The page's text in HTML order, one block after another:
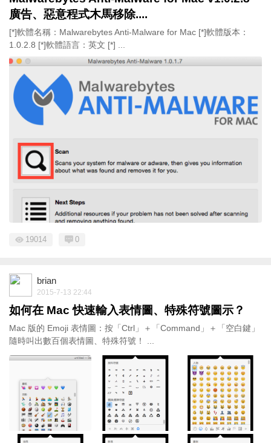
廣告、惡意程式木馬移除....
[*]軟體名稱：Malwarebytes Anti-Malware for Mac [*]軟體版本：
1.0.2.8 [*]軟體語言：英文 [*] ...
19014 0
brian
2015-7-13 22:44
如何在 Mac 快速輸入表情圖、特殊符號圖示？
Mac 版的 Emoji 表情圖：按「Ctrl」＋「Command」＋「空白鍵」
隨時叫出數百個表情圖、特殊符號！ ...